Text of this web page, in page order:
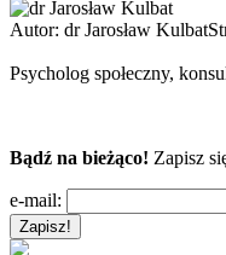
Autor: dr Jarosław Kulbat
Psycholog społeczny,
Bądź na bieżąco! Zapisz
e-mail: